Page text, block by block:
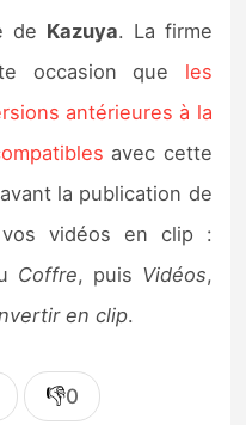
de Kazuya. La firme
occasion que les
antérieures à la
avec cette
la publication de
vidéos en clip :
Coffre, puis Vidéos,
en clip.
👎0